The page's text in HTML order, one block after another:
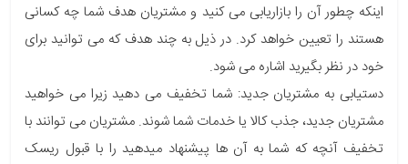
اینکه چطور آن را بازاریابی می کنید و مشتریان هدف شما چه کسانی
هستند را تعیین خواهد کرد. در ذیل به چند هدف که می توانید برای
خود در نظر بگیرید اشاره می شود.
دستیابی به مشتریان جدید: شما تخفیف می دهید زیرا می خواهید
مشتریان جدید، جذب کالا یا خدمات شما شوند. مشتریان می توانند با
تخفیف آنچه که شما به آن ها پیشنهاد می‎دهید را با قبول ریسک